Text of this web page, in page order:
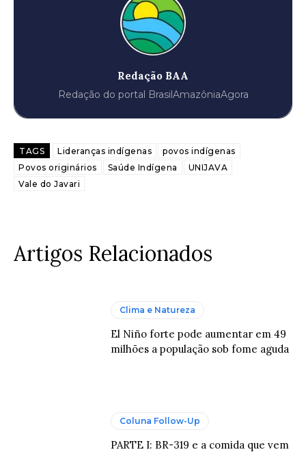
Redação BAA
Redação do portal BrasilAmazôniaAgora
TAGS Lideranças indígenas
povos indígenas
Povos originários
Saúde Indígena
UNIJAVA
Vale do Javari
Artigos Relacionados
Clima e Natureza
El Niño forte pode aumentar em 49
milhões a população sob fome aguda
Coluna Follow-Up
PARTE I: BR-319 e a comida que vem